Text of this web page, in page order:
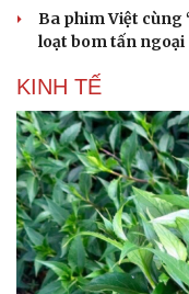
Ba phim Việt cùng
loạt bom tấn ngoại
KINH TẾ